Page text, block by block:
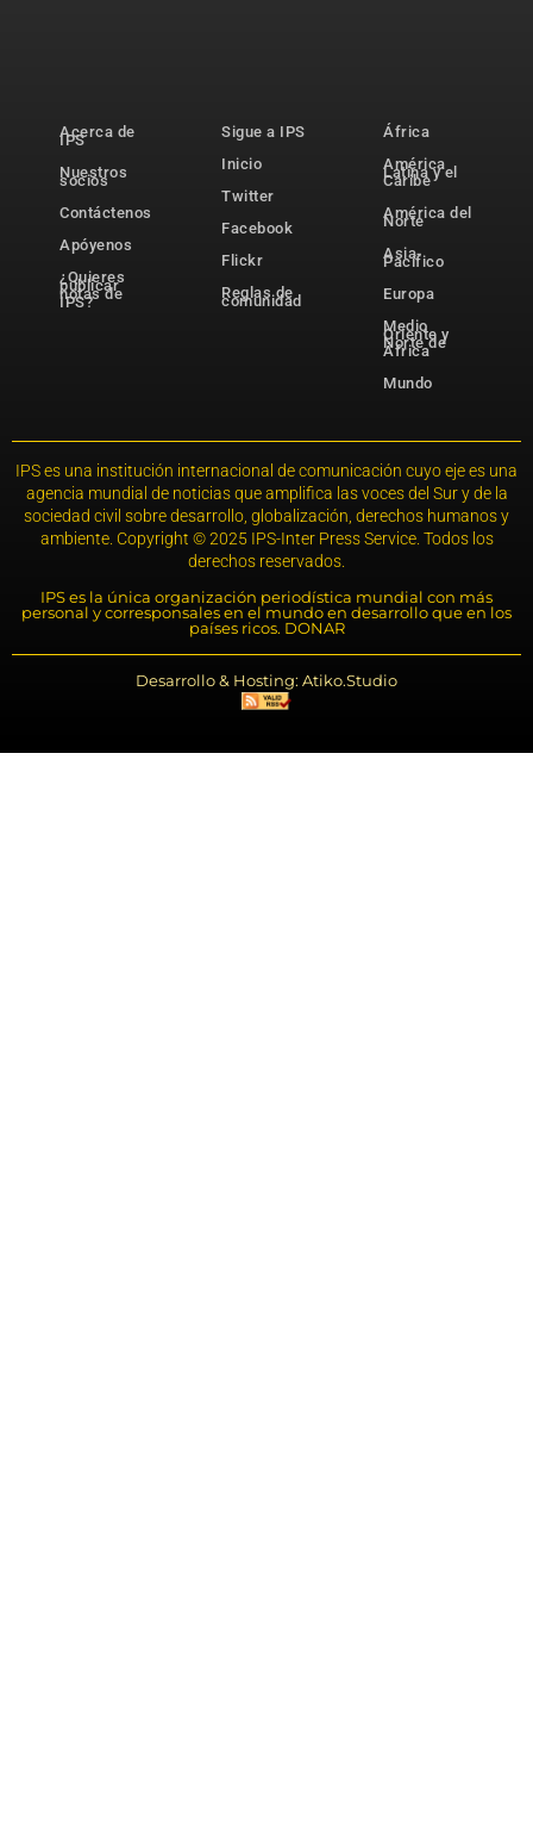
Acerca de
IPS
Nuestros
socios
Contáctenos
Apóyenos
¿Quieres
publicar
notas de
IPS?
Sigue a IPS
Inicio
Twitter
Facebook
Flickr
Reglas de
comunidad
África
América
Latina y el
Caribe
América del
Norte
Asia-
Pacífico
Europa
Medio
Oriente y
Norte de
África
Mundo
IPS es una institución internacional de comunicación cuyo eje es una
agencia mundial de noticias que amplifica las voces del Sur y de la
sociedad civil sobre desarrollo, globalización, derechos humanos y
ambiente. Copyright © 2025 IPS-Inter Press Service. Todos los
derechos reservados.
IPS es la única organización periodística mundial con más
personal y corresponsales en el mundo en desarrollo que en los
países ricos. DONAR
Desarrollo & Hosting: Atiko.Studio